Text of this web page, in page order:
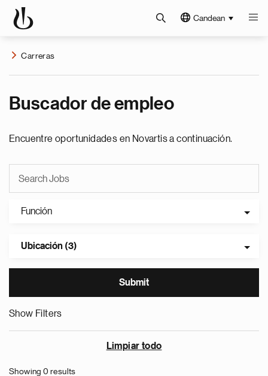
Candean
Carreras
Buscador de empleo
Encuentre oportunidades en Novartis a continuación.
Función
Ubicación (3)
Show Filters
Limpiar todo
Showing 0 results